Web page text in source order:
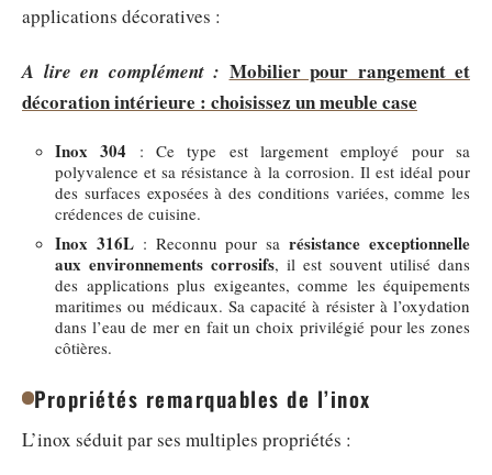
applications décoratives :
A lire en complément : Mobilier pour rangement et
décoration intérieure : choisissez un meuble case
Inox 304 : Ce type est largement employé pour sa
polyvalence et sa résistance à la corrosion. Il est idéal pour
des surfaces exposées à des conditions variées, comme les
crédences de cuisine.
Inox 316L: Reconnu pour sarésistance exceptionnelle
aux environnements corrosifs, il est souvent utilisé dans
des applications plus exigeantes, comme les équipements
maritimes ou médicaux. Sa capacité à résister à l’oxydation
dans l’eau de mer en fait un choix privilégié pour les zones
côtières.
Propriétés remarquables de l’inox
L’inox séduit par ses multiples propriétés :